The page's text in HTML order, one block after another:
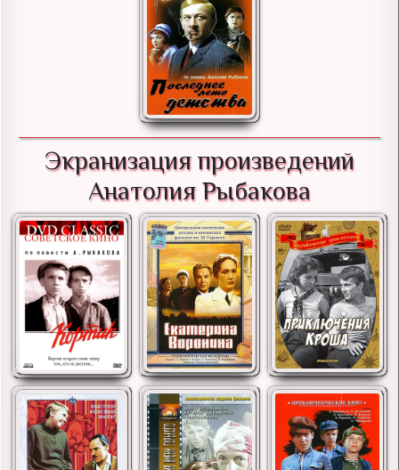
Экранизация произведений
Анатолия Рыбакова